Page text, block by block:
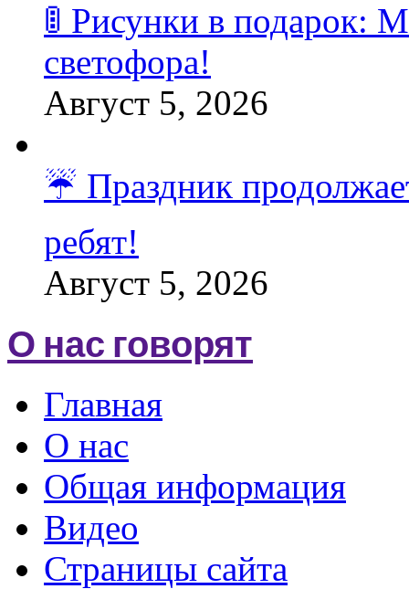
🚦 Рисунки в подарок:
светофора!
Август 5, 2026
☔️ Праздник
ребят!
Август 5, 2026
О нас говорят
Главная
О нас
Общая информация
Видео
Страницы сайта